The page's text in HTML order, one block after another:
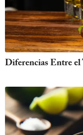
Diferencias Entre el